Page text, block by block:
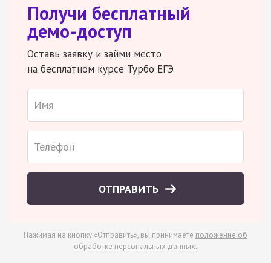
Получи бесплатный
демо-доступ
Оставь заявку и займи место
на бесплатном курсе Турбо ЕГЭ
ОТПРАВИТЬ
Нажимая на кнопку «Отправить», вы принимаете положение об
обработке персональных данных.